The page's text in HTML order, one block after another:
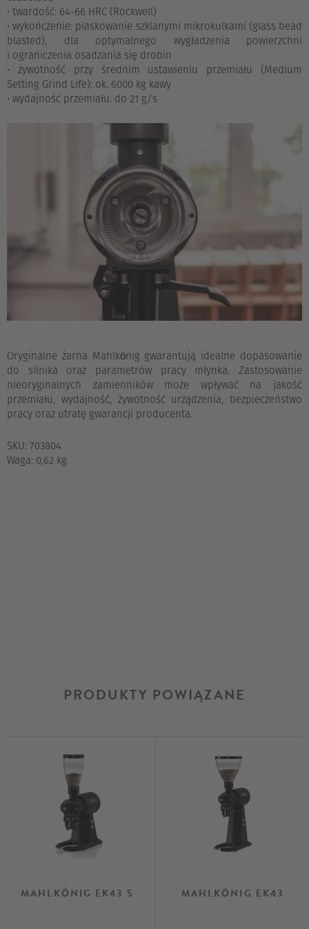
• twardość: 64-66 HRC (Rockwell)
• wykończenie: piaskowanie szklanymi mikrokulkami (glass bead
blasted), dla optymalnego wygładzenia powierzchni
i ograniczenia osadzania się drobin
• żywotność przy średnim ustawieniu przemiału (Medium
Setting Grind Life): ok. 6000 kg kawy
• wydajność przemiału: do 21 g/s
Oryginalne żarna Mahlkönig gwarantują idealne dopasowanie
do silnika oraz parametrów pracy młynka. Zastosowanie
nieoryginalnych zamienników może wpływać na jakość
przemiału, wydajność, żywotność urządzenia, bezpieczeństwo
pracy oraz utratę gwarancji producenta.
SKU: 703804
Waga: 0,62 kg
PRODUKTY POWIĄZANE
MAHLKÖNIG EK43 S MAHLKÖNIG EK43